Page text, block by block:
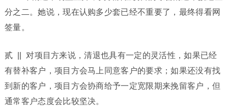
分之二。她说，现在认购多少套已经不重要了，最终得看网
签量。
贰 || 对项目方来说，清退也具有一定的灵活性，如果已经
有替补客户，项目方会马上同意客户的要求；如果还没有找
到新的客户，项目方会协商给予一定宽限期来挽留客户，但
通常客户态度会比较坚决。